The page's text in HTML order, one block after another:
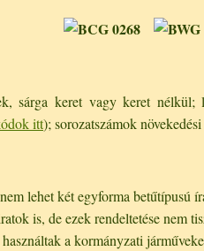
sárga keret vagy keret
itt); sorozatszámok
lehet két egyforma betűtípusú
is, de ezek rendeltetése nem
a kormányzati